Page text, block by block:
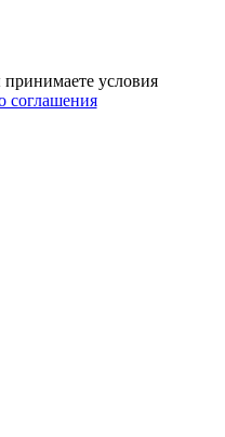
условия
соглашения